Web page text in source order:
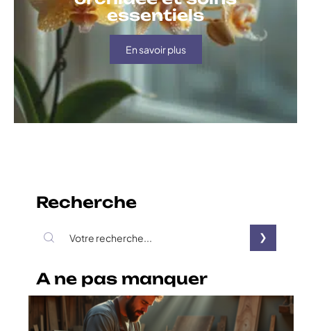
essentiels
En savoir plus
Recherche
A ne pas manquer